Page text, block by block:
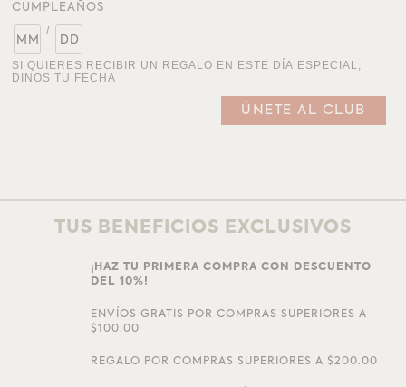
CUMPLEAÑOS
/
SI QUIERES RECIBIR UN REGALO EN ESTE DÍA ESPECIAL,
DINOS TU FECHA
TUS BENEFICIOS EXCLUSIVOS
¡HAZ TU PRIMERA COMPRA CON DESCUENTO
DEL 10%!
ENVÍOS GRATIS POR COMPRAS SUPERIORES A
$100.00
REGALO POR COMPRAS SUPERIORES A $200.00